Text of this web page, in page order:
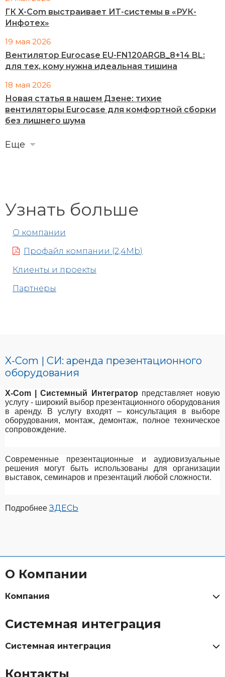
ГК X-Com выстраивает ИТ-системы в «РУК-
Инфотех»
19 мая 2026
Вентилятор Eurocase EU-FN120ARGB_8+14 BL:
для тех, кому нужна идеальная тишина
18 мая 2026
Новая статья в нашем Дзене: тихие
вентиляторы Eurocase для комфортной сборки
без лишнего шума
Еще
Узнать больше
О компании
Профайл компании (2,4Mb)
Клиенты и проекты
Партнеры
X-Com | СИ: аренда презентационного
оборудования
X-Com | Системный Интегратор представляет новую
услугу - широкий выбор презентационного оборудования
в аренду. В услугу входят – консультация в выборе
оборудования, монтаж, демонтаж, полное техническое
сопровождение.
Современные презентационные и аудиовизуальные
решения могут быть использованы для организации
выставок, семинаров и презентаций любой сложности.
ПодробнееЗДЕСЬ
О Компании
Компания
Системная интеграция
Системная интеграция
Контакты